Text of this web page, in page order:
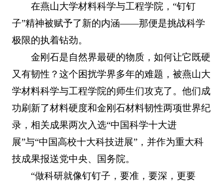
在燕山大学材料科学与工程学院，“钉钉
子”精神被赋予了新的内涵——那便是挑战科学
极限的执着钻劲。
金刚石是自然界最硬的物质，如何让它既硬
又有韧性？这个困扰学界多年的难题，被燕山大
学材料科学与工程学院的师生们攻克了。他们成
功刷新了材料硬度和金刚石材料韧性两项世界纪
录，相关成果两次入选“中国科学十大进
展”与“中国高校十大科技进展”，并作为重大科
技成果报送党中央、国务院。
“做科研就像钉钉子，要准，要深，更要